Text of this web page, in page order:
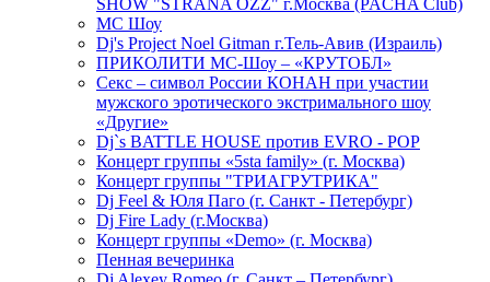
SHOW "STRANA OZZ" г.Москва (PACHA Club)
MC Шоу
Dj's Project Noel Gitman г.Тель-Авив (Израиль)
ПРИКОЛИТИ МС-Шоу – «КРУТОБЛ»
Секс – символ России КОНАН при участии
мужского эротического экстримального шоу
«Другие»
Dj`s BATTLE HOUSE против EVRO - POP
Концерт группы «5sta family» (г. Москва)
Концерт группы "ТРИАГРУТРИКА"
Dj Feel & Юля Паго (г. Санкт - Петербург)
Dj Fire Lady (г.Москва)
Концерт группы «Demo» (г. Москва)
Пенная вечеринка